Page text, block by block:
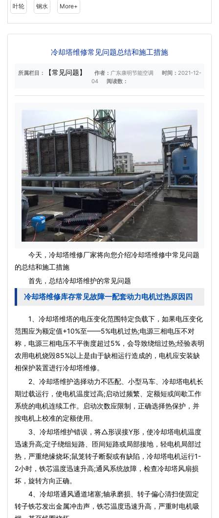
叶轮 钢水 More+
冷却塔维修常见问题总结和施工措施
所属栏目： 【常见问题】 作者： 广东康明节能空调 时间： 2021-12-
04
阅读数：
今天，冷却塔维修厂家将向您介绍冷却塔维修中常见问题
的总结和施工措施
首先，总结冷却塔维护的常见问题
冷却塔维修库存常见故障一配套动力电机过热原因四
1、冷却塔维塔的电压变化范围特定负载下，如果电压变化
范围应为额定值+10%至——5%电机过热;电源三相电压不对
称，电源三相电压不平衡度超过5%，会导致绕组过热;经验表明
农用电机烧毁85%以上是由于缺相运行造成的，电机应安装缺
相保护装置进行冷却塔维修。
2、冷却塔维护选择动力不匹配、小型马车、冷却塔电机长
期过载运行，使电机温度过高;启动过频繁、定额短或间歇工作
系统的电机连续工作。启动次数应限制，正确选择热保护，并
按电机上校准的定额使用。
3、冷却塔维护错误，将△形误接Y形，使冷却塔电机温度
迅速升高;定子绕组短路、匝间短路或局部接地，轻电机局部过
热，严重绝缘烧坏;鼠笼转子断裂或有缺陷，冷却塔电机运行1-
2小时，铁芯温度迅速升高;通风系统故障，检查冷却塔风扇损
坏，旋转方向正确。
4、冷却塔通风通道堵塞;轴承磨损、转子偏心清扫使固定
转子铁芯发出金属冲击声，铁芯温度迅速升高，严重时电机吸